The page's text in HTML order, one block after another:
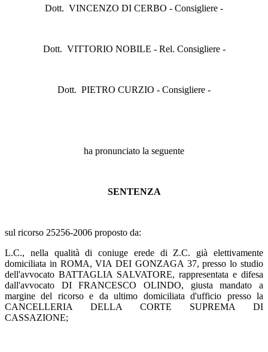
Dott. VINCENZO DI CERBO - Consigliere -
Dott. VITTORIO NOBILE - Rel. Consigliere -
Dott. PIETRO CURZIO - Consigliere -
ha pronunciato la seguente
SENTENZA
sul ricorso 25256-2006 proposto da:
L.C., nella qualità di coniuge erede di Z.C. già elettivamente
domiciliata in ROMA, VIA DEI GONZAGA 37, presso lo studio
dell'avvocato BATTAGLIA SALVATORE, rappresentata e difesa
dall'avvocato DI FRANCESCO OLINDO, giusta mandato a
margine del ricorso e da ultimo domiciliata d'ufficio presso la
CANCELLERIA DELLA CORTE SUPREMA DI
CASSAZIONE;